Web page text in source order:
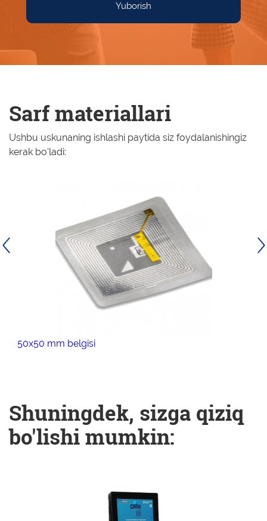
Yuborish
Sarf materiallari
Ushbu uskunaning ishlashi paytida siz foydalanishingiz
kerak bo'ladi:
50х50 mm belgisi
Shuningdek, sizga qiziq
bo'lishi mumkin: